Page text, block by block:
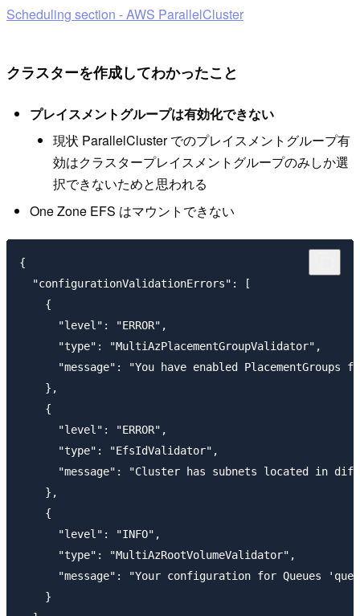
Scheduling section - AWS ParallelCluster
クラスターを作成してわかったこと
プレイスメントグループは有効化できない
現状 ParallelCluster でのプレイスメントグループ有
効はクラスタープレイスメントグループのみしか選
択できないためと思われる
One Zone EFS はマウントできない
{
  "configurationValidationErrors": [
    {
      "level": "ERROR",
      "type": "MultiAzPlacementGroupValidator",
"message": "You have enabled PlacementGroups
    },
    {
      "level": "ERROR",
      "type": "EfsIdValidator",
"message": "Cluster has subnets located in
    },
    {
      "level": "INFO",
      "type": "MultiAzRootVolumeValidator",
"message": "Your configuration for Queues
    }